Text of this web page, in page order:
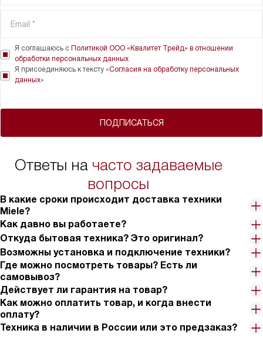
ПОДПИСАТЬСЯ
Я соглашаюсь с Политикой ООО «Квалитет Трейд» в отношении
обработки персональных данных
Я присоединяюсь к тексту «Согласия на обработку персональных
данных»
Ответы на часто задаваемые
вопросы
В какие сроки происходит доставка техники
Miele?
Как давно вы работаете?
Откуда бытовая техника? Это оригинал?
Возможны установка и подключение техники?
Где можно посмотреть товары? Есть ли
самовывоз?
Действует ли гарантия на товар?
Как можно оплатить товар, и когда внести
оплату?
Техника в наличии в России или это предзаказ?